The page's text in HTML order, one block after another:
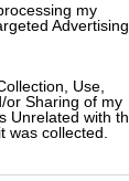
my
Use,
or Sharing of my
Unrelated with
was collected.
Westfield
Angeles
a man
the mall.